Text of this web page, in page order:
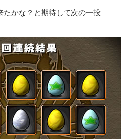
たかな？と期待して次の一投